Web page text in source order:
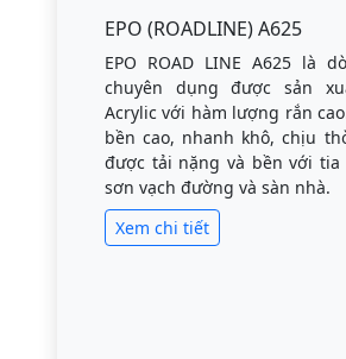
EPO (ROADLINE) A625
EPO ROAD LINE A625 là
chuyên dụng được sản
Acrylic với hàm lượng rắn
bền cao, nhanh khô, chịu
được tải nặng và bền với tia
sơn vạch đường và sàn nhà.
Xem chi tiết